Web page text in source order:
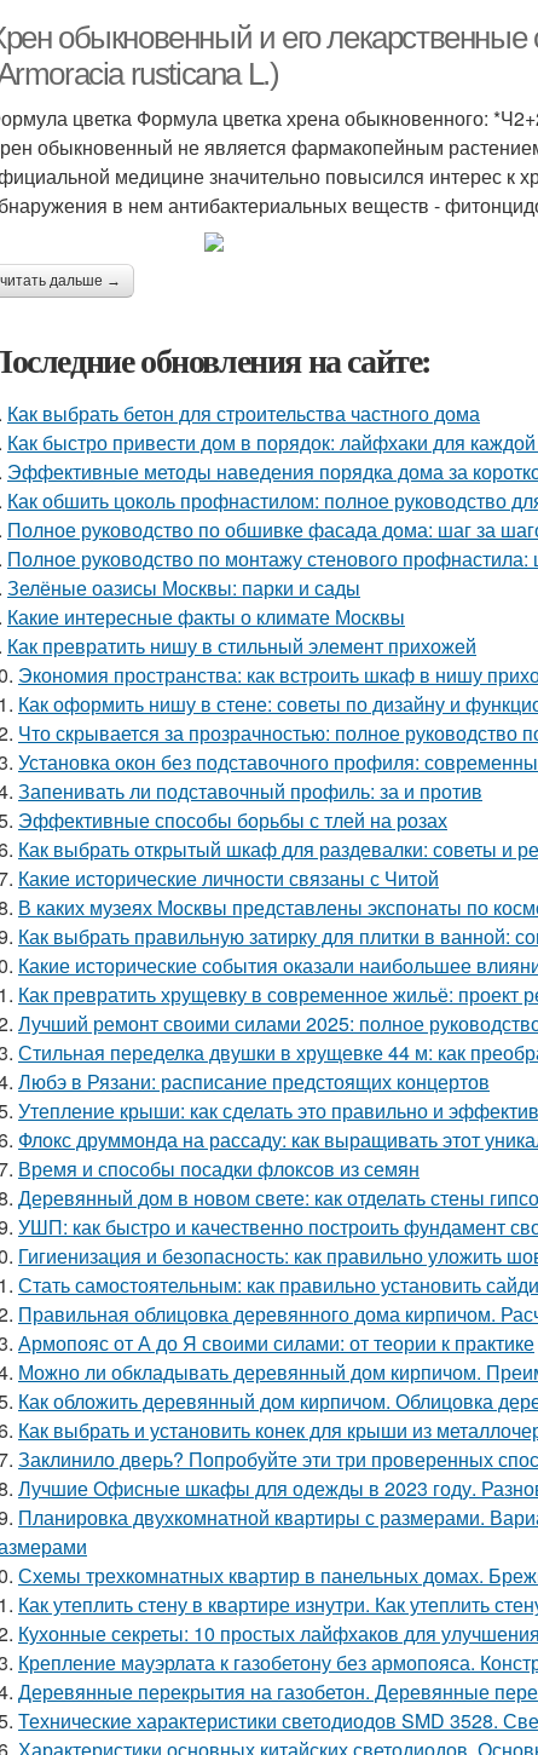
обыкновенный и его
rusticana L.)
цветка Формула цветка хрена обыкновенного:
обыкновенный не является фармакопейным
медицине значительно повысился интерес к
в нем антибактериальных веществ -
читать дальше →
обновления на сайте:
Как выбрать бетон для строительства частного дома
Как быстро привести дом в порядок: лайфхаки для
Эффективные методы наведения порядка дома за
Как обшить цоколь профнастилом: полное руководство
Полное руководство по обшивке фасада дома: шаг за
Полное руководство по монтажу стенового профнастила:
Зелёные оазисы Москвы: парки и сады
Какие интересные факты о климате Москвы
Как превратить нишу в стильный элемент прихожей
Экономия пространства: как встроить шкаф в нишу
Как оформить нишу в стене: советы по дизайну и
Что скрывается за прозрачностью: полное руководство
Установка окон без подставочного профиля:
Запенивать ли подставочный профиль: за и против
Эффективные способы борьбы с тлей на розах
Как выбрать открытый шкаф для раздевалки: советы и
Какие исторические личности связаны с Читой
В каких музеях Москвы представлены экспонаты по
Как выбрать правильную затирку для плитки в ванной:
Какие исторические события оказали наибольшее
Как превратить хрущевку в современное жильё: проект
Лучший ремонт своими силами 2025: полное
Стильная переделка двушки в хрущевке 44 м: как
Любэ в Рязани: расписание предстоящих концертов
Утепление крыши: как сделать это правильно и
Флокс друммонда на рассаду: как выращивать этот
Время и способы посадки флоксов из семян
Деревянный дом в новом свете: как отделать стены
УШП: как быстро и качественно построить фундамент
Гигиенизация и безопасность: как правильно уложить
Стать самостоятельным: как правильно установить
Правильная облицовка деревянного дома кирпичом.
Армопояс от А до Я своими силами: от теории к практике
Можно ли обкладывать деревянный дом кирпичом.
Как обложить деревянный дом кирпичом. Облицовка
Как выбрать и установить конек для крыши из
Заклинило дверь? Попробуйте эти три проверенных
Лучшие Офисные шкафы для одежды в 2023 году.
Планировка двухкомнатной квартиры с размерами.
Схемы трехкомнатных квартир в панельных домах.
Как утеплить стену в квартире изнутри. Как утеплить
Кухонные секреты: 10 простых лайфхаков для
Крепление мауэрлата к газобетону без армопояса.
Деревянные перекрытия на газобетон. Деревянные
Технические характеристики светодиодов SMD 3528.